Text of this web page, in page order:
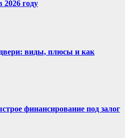
2026 году
виды, плюсы и как
финансирование под залог